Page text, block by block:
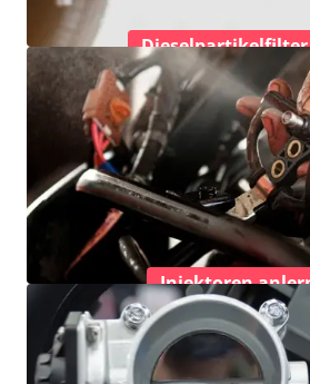
Dieselpartikelfilter
Injektoren